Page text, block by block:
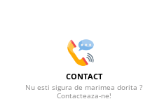
CONTACT
Nu esti sigura de marimea dorita ?
Contacteaza-ne!